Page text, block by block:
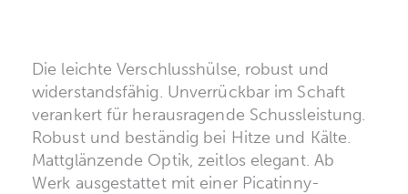
Die leichte Verschlusshülse, robust und
widerstandsfähig. Unverrückbar im Schaft
verankert für herausragende Schussleistung.
Robust und beständig bei Hitze und Kälte.
Mattglänzende Optik, zeitlos elegant. Ab
Werk ausgestattet mit einer Picatinny-